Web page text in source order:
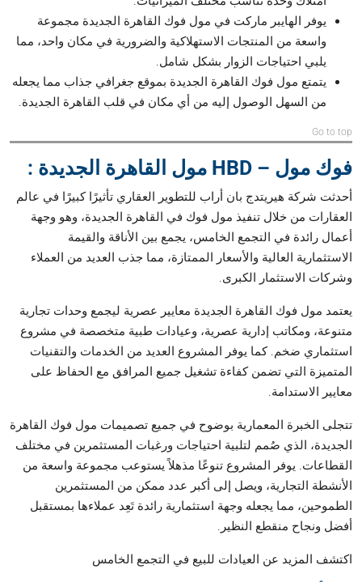
يوفر الهايبر ماركت في مول فوك القاهرة الجديدة مجموعة
واسعة من المنتجات الاستهلاكية والضرورية في مكان واحد، مما
يلبي احتياجات الزوار بشكل شامل.
يتمتع مول فوك القاهرة الجديدة بموقع جغرافي جذاب مما يجعله
من السهل الوصول إليه من أي مكان في قلب القاهرة الجديدة.
Go to top
فوك مول – HBD مول القاهرة الجديدة :
أحدثت شركة هيريتدج بان أراب للتطوير العقاري تأثيرًا كبيرًا في عالم
العقارات من خلال تنفيذ مول فوك في القاهرة الجديدة، وهو وجهة
أعمال رائدة في التجمع الخامس، يجمع بين الأناقة والقيمة
الاستثمارية العالية والأسعار الممتازة، مما جذب العديد من العملاء
وشركات الاستثمار الكبرى.
يعتمد مول فوك القاهرة الجديدة معايير عصرية ليجمع وحدات تجارية
متنوعة، ومكاتب إدارية عصرية، وعيادات طبية متخصصة في مشروع
استثماري ضخم. كما يوفر المشروع العديد من الخدمات والتقنيات
المتميزة التي تضمن كفاءة تشغيل جميع المرافق مع الحفاظ على
معايير الاستدامة.
تتجلى الخبرة المعمارية بوضوح في جميع تصميمات مول فوك القاهرة
الجديدة، الذي صُمم لتلبية احتياجات ورغبات المستثمرين في مختلف
القطاعات. يوفر المشروع تنوعًا مذهلاً يستوعب مجموعة واسعة من
الأنشطة التجارية، ويصل إلى أكبر عدد ممكن من المستثمرين
الطموحين، مما يجعله وجهة استثمارية رائدة تَعِد عملاءها بمستقبل
أفضل ونجاح منقطع النظير.
اكتشف المزيد عن العيادات للبيع في التجمع الخامس